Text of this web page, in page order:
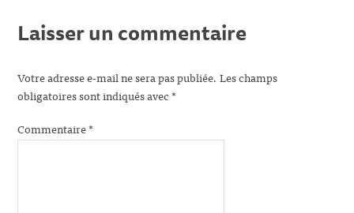
Laisser un commentaire
Votre adresse e-mail ne sera pas publiée. Les champs
obligatoires sont indiqués avec*
Commentaire*